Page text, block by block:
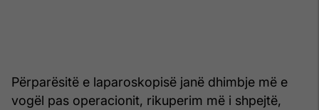
Përparësitë e laparoskopisë janë dhimbje më e
vogël pas operacionit, rikuperim më i shpejtë,